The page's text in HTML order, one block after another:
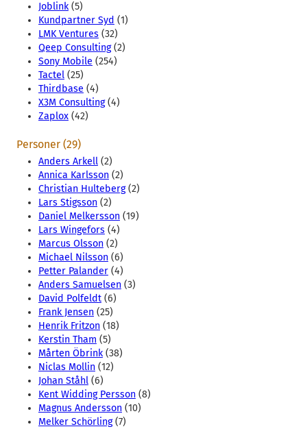
Joblink(5)
Kundpartner Syd (1)
LMK Ventures (32)
Qeep Consulting(2)
Sony Mobile (254)
Tactel (25)
Thirdbase (4)
X3M Consulting(4)
Zaplox (42)
Personer (29)
Anders Arkell (2)
Annica Karlsson (2)
Christian Hulteberg(2)
Lars Stigsson (2)
Daniel Melkersson (19)
Lars Wingefors (4)
Marcus Olsson (2)
Michael Nilsson (6)
Petter Palander (4)
Anders Samuelsen (3)
David Polfeldt (6)
Frank Jensen (25)
Henrik Fritzon (18)
Kerstin Tham (5)
Mårten Öbrink(38)
Niclas Mollin (12)
Johan Ståhl (6)
Kent Widding Persson (8)
Magnus Andersson (10)
Melker Schörling(7)